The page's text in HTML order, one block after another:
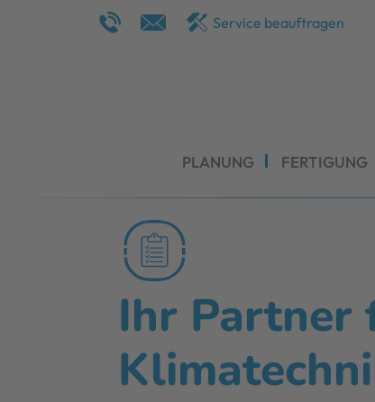
Service beauftragen
PLANUNG FERTIGUNG
Ihr Partner